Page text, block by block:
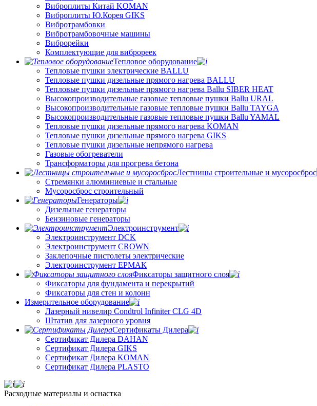
Виброплиты Китай KOMAN
Виброплиты Ю.Корея GIKS
Вибротрамбовки
Вибротрамбовочные машины
Виброрейки
Комплектующие для виброреек
Тепловое оборудование
Тепловые пушки электрические BALLU
Тепловые пушки дизельные прямого нагрева BALLU
Тепловые пушки дизельные прямого нагрева Ballu SIBER HEAT
Высокопроизводительные газовые тепловые пушки Ballu URAL
Высокопроизводительные газовые тепловые пушки Ballu TAYGA
Высокопроизводительные газовые тепловые пушки Ballu YAMAL
Тепловые пушки дизельные прямого нагрева KOMAN
Тепловые пушки дизельные прямого нагрева GIKS
Тепловые пушки дизельные непрямого нагрева
Газовые обогреватели
Трансформаторы для прогрева бетона
Лестницы строительные и мусоросброс
Стремянки алюминиевые и стальные
Мусоросброс строительный
Генераторы
Дизельные генераторы
Бензиновые генераторы
Электроинструмент
Электроинструмент DCK
Электроинструмент CROWN
Заклепочные пистолеты электрические
Электроинструмент ЕРМАК
Фиксаторы защитного слоя
Фиксаторы для фундамента и перекрытий
Фиксаторы для стен и колонн
Измерительное оборудование
Лазерный нивелир Condtrol Infiniter CLG 4D
Штатив для лазерного уровня
Сертификаты Дилера
Сертификат Дилера DAHAN
Сертификат Дилера GIKS
Сертификат Дилера KOMAN
Сертификат Дилера PLASTO
Расходные материалы и оснастка